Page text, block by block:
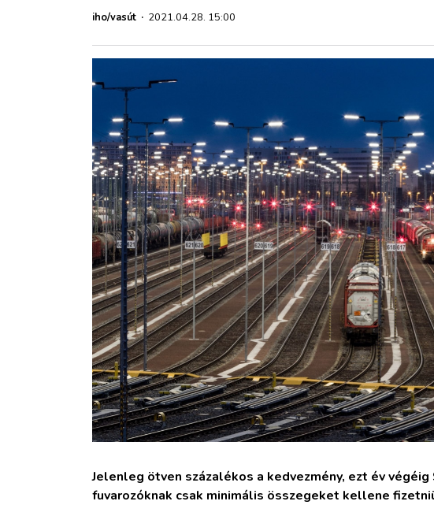
HAJÓZÁS
ARCHÍVUM
WEBSHOP
BELÉPÉS
REGISZTRÁCIÓ
iho/vasút · 2021.04.28. 15:00
Jelenleg ötven százalékos a kedvezmény, ezt év
fuvarozóknak csak minimális összegeket kellene